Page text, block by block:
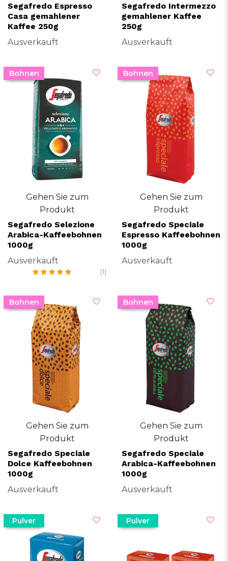
Segafredo Espresso
Casa gemahlener
Kaffee 250g
Ausverkauft
Segafredo Intermezzo
gemahlener Kaffee
250g
Ausverkauft
Bohnen
Gehen Sie zum
Produkt
Segafredo Selezione
Arabica-Kaffeebohnen
1000g
Ausverkauft
(1)
Bohnen
Gehen Sie zum
Produkt
Segafredo Speciale
Espresso Kaffeebohnen
1000g
Ausverkauft
Bohnen
Gehen Sie zum
Produkt
Segafredo Speciale
Dolce Kaffeebohnen
1000g
Ausverkauft
Bohnen
Gehen Sie zum
Produkt
Segafredo Speciale
Arabica-Kaffeebohnen
1000g
Ausverkauft
Pulver Pulver